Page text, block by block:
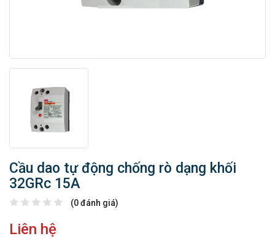
Cầu dao tự động chống rò dạng khối
32GRc 15A
(0 đánh giá)
Liên hệ